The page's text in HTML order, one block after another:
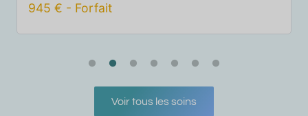
850 € - Forfait
Voir tous les soins